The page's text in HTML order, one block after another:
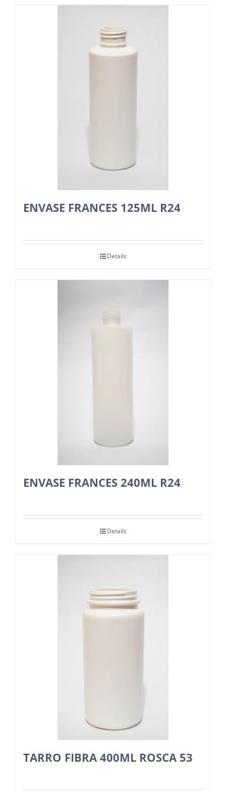
ENVASE FRANCES 125ML R24
Details
ENVASE FRANCES 240ML R24
Details
TARRO FIBRA 400ML ROSCA 53